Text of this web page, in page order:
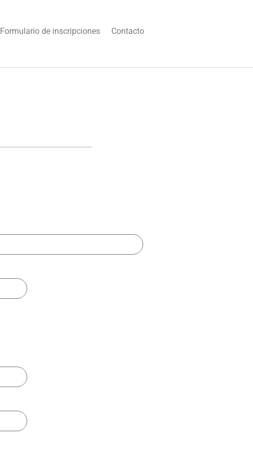
Formulario de inscripciones Contacto